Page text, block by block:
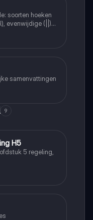
soorten hoeken
evenwijdige (||)
=, <, >.
samenvattingen
9
H5
5 regeling,